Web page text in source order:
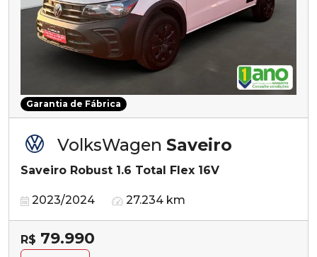
Garantia de Fábrica
VolksWagen Saveiro
Saveiro Robust 1.6 Total Flex 16V
2023/2024 27.234 km
R$ 79.990